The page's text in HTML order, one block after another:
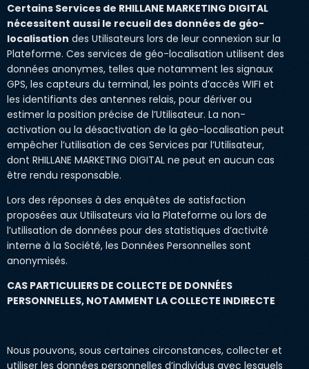
Certains Services de RHILLANE MARKETING DIGITAL
nécessitent aussi le recueil des données de géo-
localisation des Utilisateurs lors de leur connexion sur la
Plateforme. Ces services de géo-localisation utilisent des
données anonymes, telles que notamment les signaux
GPS, les capteurs du terminal, les points d’accès WIFI et
les identifiants des antennes relais, pour dériver ou
estimer la position précise de l’Utilisateur. La non-
activation ou la désactivation de la géo-localisation peut
empêcher l’utilisation de ces Services par l’Utilisateur,
dont RHILLANE MARKETING DIGITAL ne peut en aucun cas
être rendu responsable.
Lors des réponses à des enquêtes de satisfaction
proposées aux Utilisateurs via la Plateforme ou lors de
l’utilisation de données pour des statistiques d’activité
interne à la Société, les Données Personnelles sont
anonymisés.
CAS PARTICULIERS DE COLLECTE DE DONNÉES
PERSONNELLES, NOTAMMENT LA COLLECTE INDIRECTE
Nous pouvons, sous certaines circonstances, collecter et
utiliser les données personnelles d’individus avec lesquels